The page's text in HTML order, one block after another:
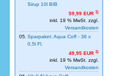
Sirup 10l BIB
59,99 EUR 1)
inkl. 19 % MwSt. zzgl.
Versandkosten
05. Sparpaket: Aqua Coff - 36 x
0,5l Fl.
49,95 EUR 1)
inkl. 19 % MwSt. zzgl.
Versandkosten